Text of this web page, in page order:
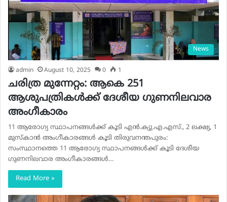
News
admin August 10, 2025 0 1
ചരിത്ര മുന്നേറ്റം: ആകെ 251
ആശുപത്രികള്‍ക്ക് ദേശീയ ഗുണനിലവാര
അംഗീകാരം
11 ആരോഗ്യ സ്ഥാപനങ്ങള്‍ക്ക് കൂടി എന്‍.ക്യു.എ.എസ്., 2 ലക്ഷ്യ, 1
മുസ്‌കാന്‍ അംഗീകാരങ്ങള്‍ കൂടി തിരുവനന്തപുരം:
സംസ്ഥാനത്തെ 11 ആരോഗ്യ സ്ഥാപനങ്ങള്‍ക്ക് കൂടി ദേശീയ
ഗുണനിലവാര അംഗീകാരങ്ങള്‍…
Read More »